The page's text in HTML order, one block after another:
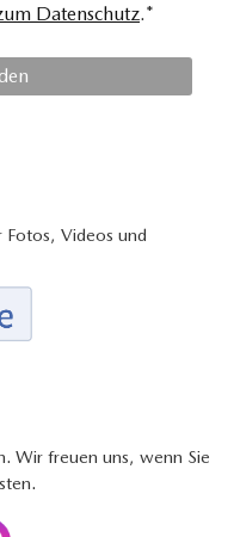
Datenschutz.*
Fotos, Videos und
Wir freuen uns, wenn Sie